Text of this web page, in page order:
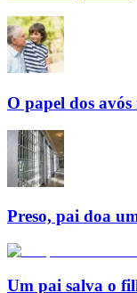
O papel dos
Preso, pai doa
Um pai salva o